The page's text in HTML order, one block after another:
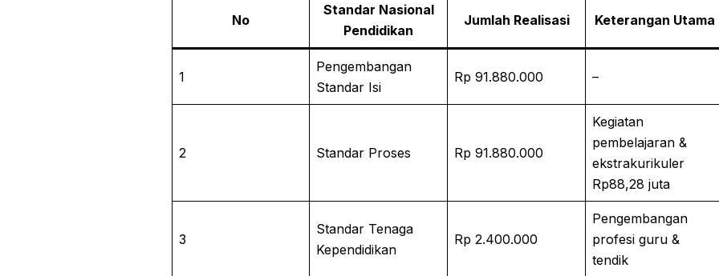
No
Standar Nasional
Pendidikan
Jumlah Realisasi Keterangan Utama
1
Pengembangan
Standar Isi
Rp 91.880.000 –
2 Standar Proses Rp 91.880.000
Kegiatan
pembelajaran &
ekstrakurikuler
Rp88,28 juta
3
Standar Tenaga
Kependidikan
Rp 2.400.000
Pengembangan
profesi guru &
tendik